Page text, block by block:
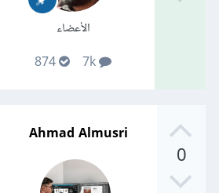
الأعضاء
0
Ahmad Almusri